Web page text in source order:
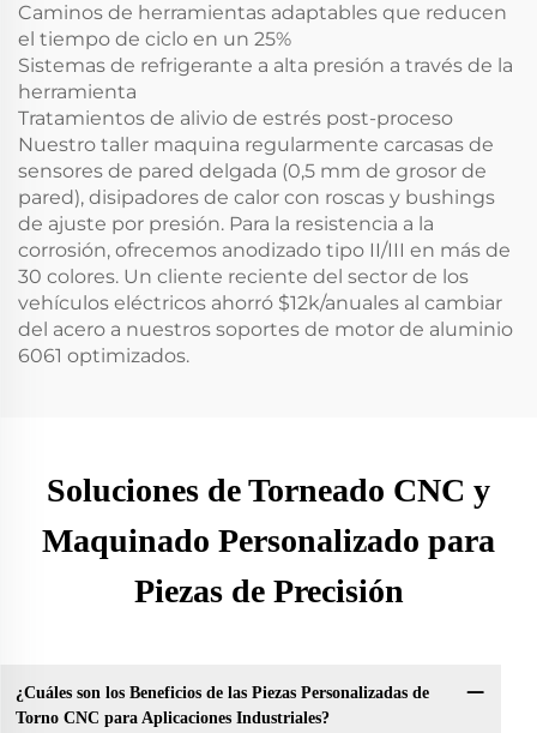
Caminos de herramientas adaptables que reducen
el tiempo de ciclo en un 25%
Sistemas de refrigerante a alta presión a través de la
herramienta
Tratamientos de alivio de estrés post-proceso
Nuestro taller maquina regularmente carcasas de
sensores de pared delgada (0,5 mm de grosor de
pared), disipadores de calor con roscas y bushings
de ajuste por presión. Para la resistencia a la
corrosión, ofrecemos anodizado tipo II/III en más de
30 colores. Un cliente reciente del sector de los
vehículos eléctricos ahorró $12k/anuales al cambiar
del acero a nuestros soportes de motor de aluminio
6061 optimizados.
Soluciones de Torneado CNC y
Maquinado Personalizado para
Piezas de Precisión
¿Cuáles son los Beneficios de las Piezas Personalizadas de
Torno CNC para Aplicaciones Industriales?